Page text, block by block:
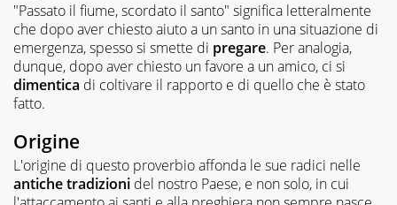
"Passato il fiume, scordato il santo" significa letteralmente
che dopo aver chiesto aiuto a un santo in una situazione di
emergenza, spesso si smette di pregare. Per analogia,
dunque, dopo aver chiesto un favore a un amico, ci si
dimentica di coltivare il rapporto e di quello che è stato
fatto.
Origine
L'origine di questo proverbio affonda le sue radici nelle
antichetradizioni del nostro Paese, e non solo, in cui